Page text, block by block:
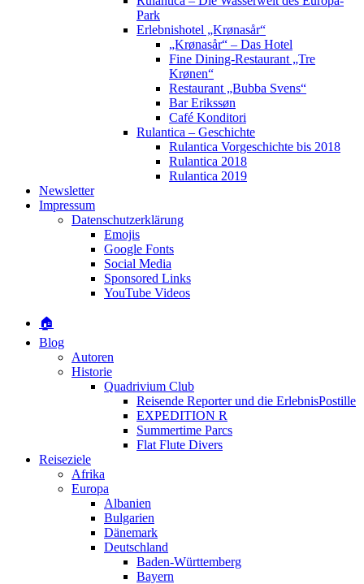
Park
Erlebnishotel „Krønasår“
„Krønasår“ – Das Hotel
Fine Dining-Restaurant „Tre
Krønen“
Restaurant „Bubba Svens“
Bar Erikssøn
Café Konditori
Rulantica – Geschichte
Rulantica Vorgeschichte bis 2018
Rulantica 2018
Rulantica 2019
Newsletter
Impressum
Datenschutzerklärung
Emojis
Google Fonts
Social Media
Sponsored Links
YouTube Videos
🏠
Blog
Autoren
Historie
Quadrivium Club
Reisende Reporter und die ErlebnisPostille
EXPEDITION R
Summertime Parcs
Flat Flute Divers
Reiseziele
Afrika
Europa
Albanien
Bulgarien
Dänemark
Deutschland
Baden-Württemberg
Bayern